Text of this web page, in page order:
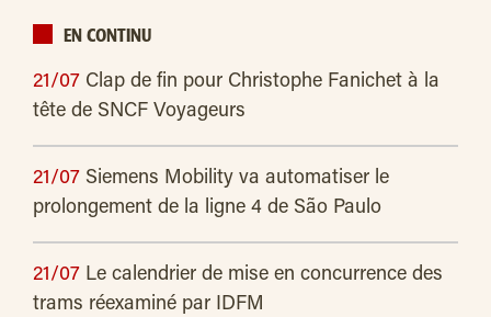
EN CONTINU
21/07 Clap de fin pour Christophe Fanichet à la
tête de SNCF Voyageurs
21/07 Siemens Mobility va automatiser le
prolongement de la ligne 4 de São Paulo
21/07 Le calendrier de mise en concurrence des
trams réexaminé par IDFM